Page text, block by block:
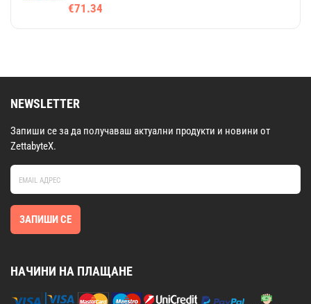
€71.34
NEWSLETTER
Запиши се за да получаваш актуални продукти и новини от
ZettabyteX.
ЗАПИШИ СЕ
НАЧИНИ НА ПЛАЩАНЕ